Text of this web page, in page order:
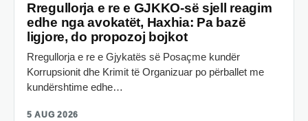
Rregullorja e re e GJKKO-së sjell reagim
edhe nga avokatët, Haxhia: Pa bazë
ligjore, do propozoj bojkot
Rregullorja e re e Gjykatës së Posaçme kundër
Korrupsionit dhe Krimit të Organizuar po përballet me
kundërshtime edhe…
5 AUG 2026